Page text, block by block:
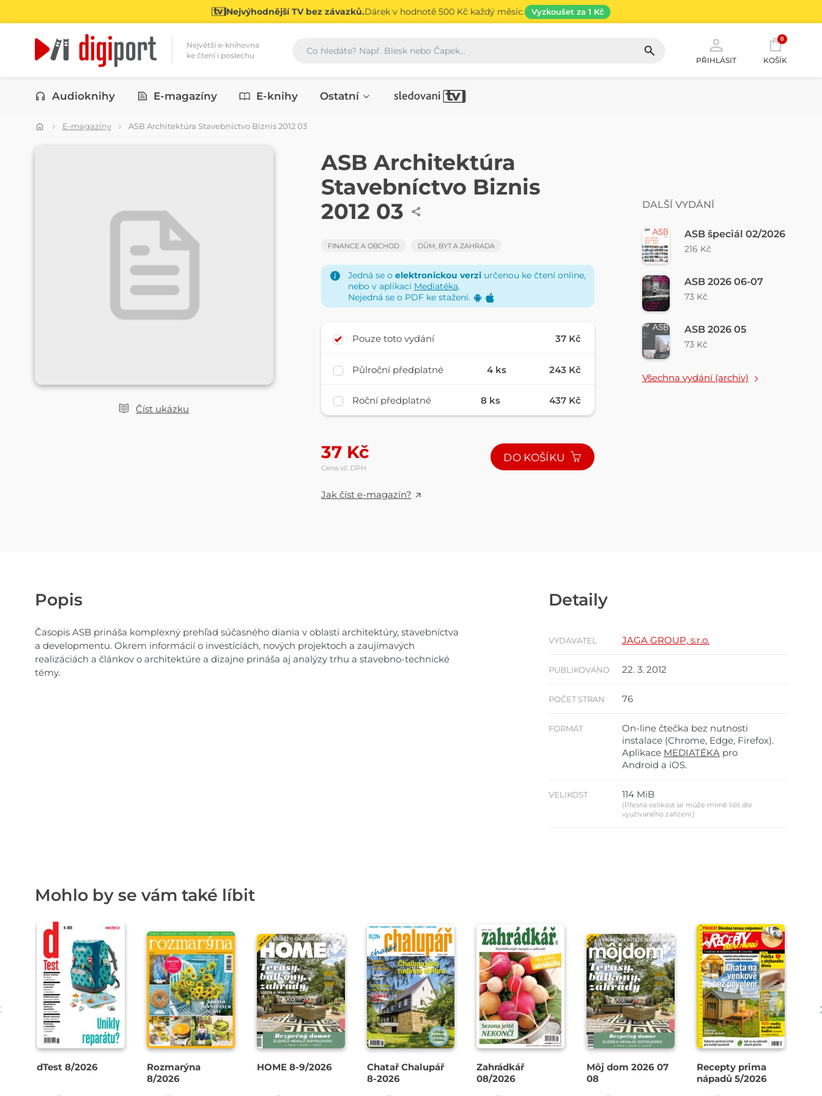
Nejvýhodnější TV bez závazků.Dárek v hodnotě 500 Kč každý měsíc. Vyzkoušet za 1 Kč
Největší e-knihovna
ke čtení i poslechu
Vyhledávání
PŘIHLÁSIT
0
KOŠÍK
Kategorie
Audioknihy E-magazíny E-knihy Ostatní
E-magazíny ASB Architektúra Stavebníctvo Biznis 2012 03
Číst ukázku
ČASOPIS
ASB Architektúra
Stavebníctvo Biznis
2012 03
FINANCE A OBCHOD DŮM, BYT A ZAHRADA
Jedná se o elektronickou verzi určenou ke čtení online,
nebo v aplikaci Mediatéka.
Nejedná se o PDF ke stažení.
Pouze toto vydání 37 Kč
Půlroční předplatné 4 ks 243 Kč
Roční předplatné 8 ks 437 Kč
37 Kč
Cena vč. DPH
DO KOŠÍKU
Jak číst e-magazín?
DALŠÍ VYDÁNÍ
ASB špeciál 02/2026
216 Kč
ASB 2026 06-07
73 Kč
ASB 2026 05
73 Kč
Všechna vydání (archiv)
Popis
Časopis ASB prináša komplexný prehľad súčasného diania v oblasti architektúry, stavebníctva
a developmentu. Okrem informácií o investíciách, nových projektoch a zaujímavých
realizáciách a článkov o architektúre a dizajne prináša aj analýzy trhu a stavebno-technické
témy.
Detaily
VYDAVATEL JAGA GROUP, s.r.o.
PUBLIKOVÁNO 22. 3. 2012
POČET STRAN 76
FORMÁT
On-line čtečka bez nutnosti
instalace (Chrome, Edge, Firefox).
Aplikace MEDIATÉKA pro
Android a iOS.
VELIKOST 114 MiB
(Přesná velikost se může mírně lišit dle
využívaného zařízení.)
Mohlo by se vám také líbit
dTest 8/2026
Rozmarýna
8/2026
HOME 8-9/2026
Chatař Chalupář
8-2026
Zahrádkář
08/2026
Môj dom 2026 07
08
Recepty prima
nápadů 5/2026